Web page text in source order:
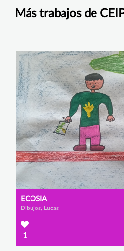
Más trabajos de
ECOSIA
Dibujos, Lucas
1